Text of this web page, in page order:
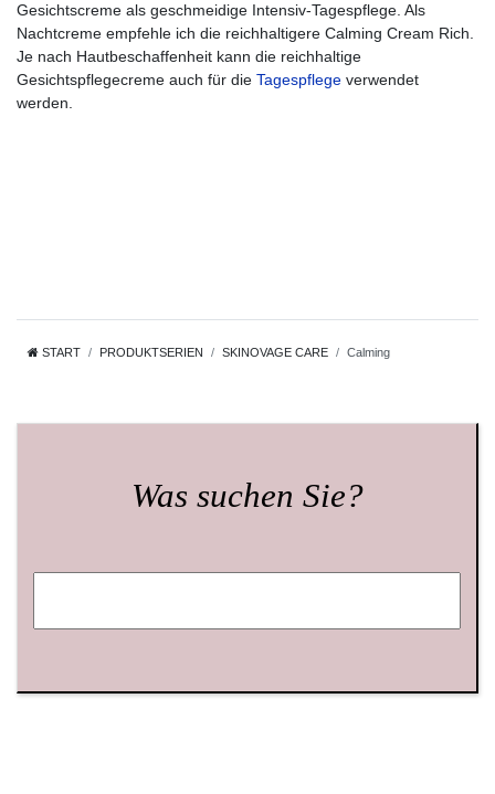
Gesichtscreme als geschmeidige Intensiv-Tagespflege. Als
Nachtcreme empfehle ich die reichhaltigere Calming Cream Rich.
Je nach Hautbeschaffenheit kann die reichhaltige
Gesichtspflegecreme auch für die Tagespflege verwendet
werden.
START PRODUKTSERIEN SKINOVAGE CARE Calming
Was suchen Sie?